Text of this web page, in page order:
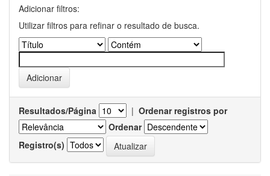
Adicionar filtros:
Utilizar filtros para refinar o resultado de busca.
Resultados/Página | Ordenar registros por
Ordenar
Registro(s)